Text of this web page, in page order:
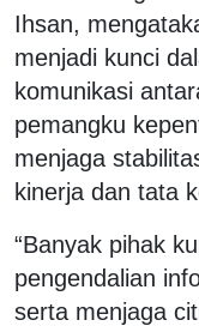
Ihsan,
menjadi kunci
komunikasi
pemangku
menjaga
kinerja dan tata
“Banyak pihak
pengendalian
serta menjaga